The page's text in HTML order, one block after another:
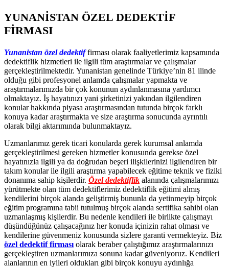
YUNANİSTAN ÖZEL DEDEKTİF
FİRMASI
Yunanistan özel dedektiffirması olarak faaliyetlerimiz kapsamında
dedektiflik hizmetleri ile ilgili tüm araştırmalar ve çalışmalar
gerçekleştirilmektedir. Yunanistan genelinde Türkiye’nin 81 ilinde
olduğu gibi profesyonel anlamda çalışmalar yapmakta ve
araştırmalarımızda bir çok konunun aydınlanmasına yardımcı
olmaktayız. İş hayatınızı yani şirketinizi yakından ilgilendiren
konular hakkında piyasa araştırmasından tutunda birçok farklı
konuya kadar araştırmakta ve size araştırma sonucunda ayrıntılı
olarak bilgi aktarımında bulunmaktayız.
Uzmanlarımız gerek ticari konularda gerek kurumsal anlamda
gerçekleştirilmesi gereken hizmetler konusunda gerekse özel
hayatınızla ilgili ya da doğrudan beşeri ilişkilerinizi ilgilendiren bir
takım konular ile ilgili araştırma yapabilecek eğitime teknik ve fiziki
donanıma sahip kişilerdir. Özel dedektiflik alanında çalışmalarımızı
yürütmekte olan tüm dedektiflerimiz dedektiflik eğitimi almış
kendilerini birçok alanda geliştirmiş bununla da yetinmeyip birçok
eğitim programına tabii tutulmuş birçok alanda sertifika sahibi olan
uzmanlaşmış kişilerdir. Bu nedenle kendileri ile birlikte çalışmayı
düşündüğünüz çalışacağınız her konuda içinizin rahat olması ve
kendilerine güvenmeniz konusunda sizlere garanti vermekteyiz. Biz
özel dedektif firması olarak beraber çalıştığımız araştırmalarınızı
gerçekleştiren uzmanlarımıza sonuna kadar güveniyoruz. Kendileri
alanlarının en iyileri oldukları gibi birçok konuyu aydınlığa